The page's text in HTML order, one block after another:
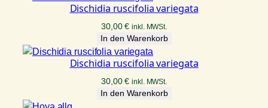
Dischidia ruscifolia variegata
30,00€ inkl. MWSt.
In den Warenkorb
Dischidia ruscifolia variegata
30,00€ inkl. MWSt.
In den Warenkorb